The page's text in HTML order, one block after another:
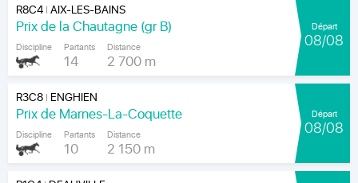
R8C4|AIX-LES-BAINS
Prix de la Chautagne (gr B)
Discipline Partants
14
Distance
2 700 m
Départ
08/08
R3C8| ENGHIEN
Prix de Marnes-La-Coquette
Discipline Partants
10
Distance
2 150 m
Départ
08/08